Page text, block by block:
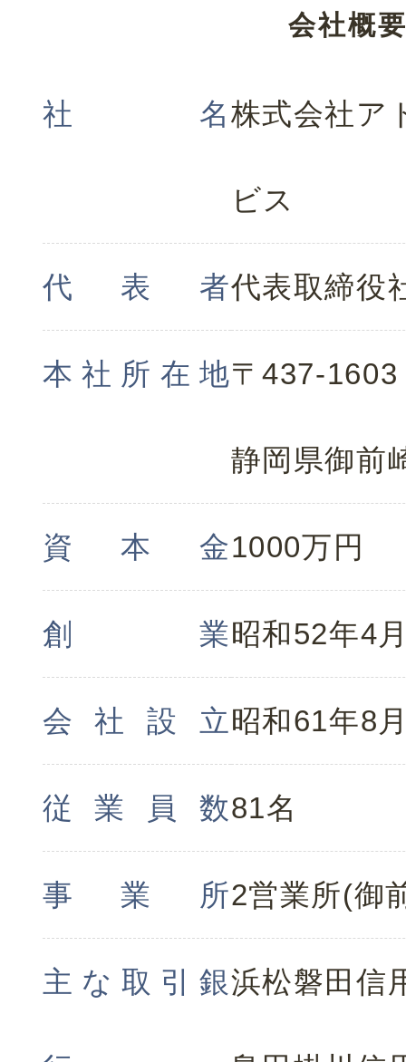
会社概
社名株式会社ア
ビス
代表者代表取締役
本社所在地〒437-1603
静岡県御前
資本金1000万円
創業昭和52年4
会社設立昭和61年8
従業員数81名
事業所2営業所(御
主な取引銀浜松磐田信